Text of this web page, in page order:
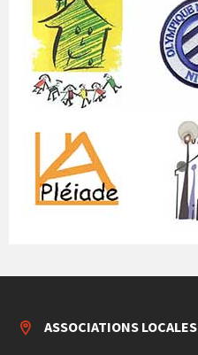
ASSOCIATIONS LOCALES